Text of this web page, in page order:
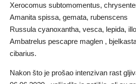
Xerocomus subtomomentus,
Amanita spissa, gemata, rubenscens
Russula cyanoxantha, vesca, lepida,
Ambatrelus pescapre maglen ,
cibarius.
Nakon što je prošao intenzivan rast